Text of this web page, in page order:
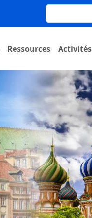
Rechercher
Ressources Activités